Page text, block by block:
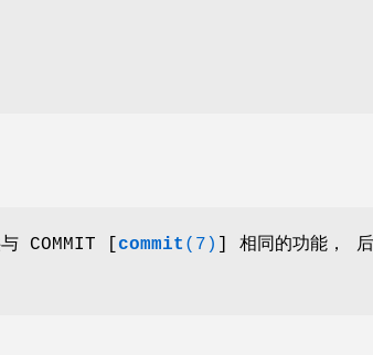
COMMIT [ commit (7)
] 相同的功能，